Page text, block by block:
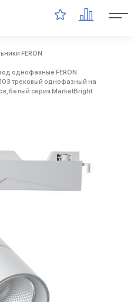
FERON
однофазные FERON
трековый однофазный на
белый серия MarketBright